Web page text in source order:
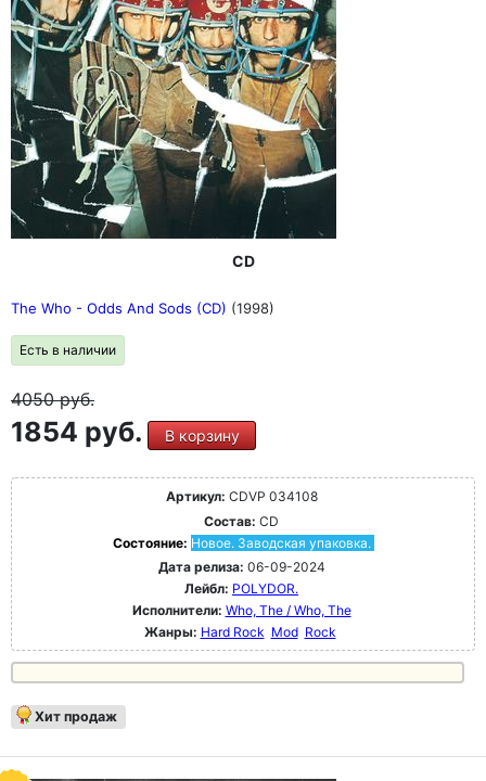
CD
The Who - Odds And Sods (CD) (1998)
Есть в наличии
4050руб.
1854 руб. В корзину
Артикул: CDVP 034108
Состав: CD
Состояние: Новое. Заводская упаковка.
Дата релиза: 06-09-2024
Лейбл: POLYDOR.
Исполнители: Who, The / Who, The
Жанры: Hard Rock Mod Rock
Хит продаж